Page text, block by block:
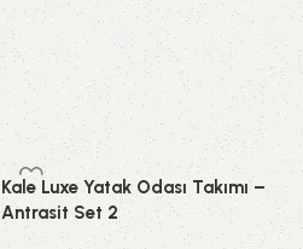
Kale Luxe Yatak Odası Takımı –
Antrasit Set 2